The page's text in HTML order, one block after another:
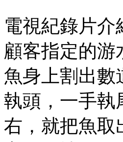
電視紀錄片
顧客指定的游
魚身上割出數
執頭，一手執
右，就把魚取